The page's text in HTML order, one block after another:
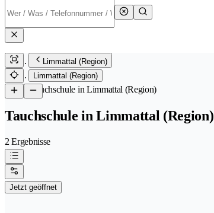
Limmattal (Region)
Limmattal (Region)
/Tauchschule in Limmattal (Region)
Tauchschule in Limmattal (Region)
2 Ergebnisse
Jetzt geöffnet